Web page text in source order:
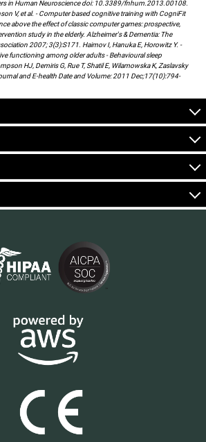
in Human Neuroscience doi: 10.3389/fnhum.2013.00108.
V, et al. - Computer based cognitive training with CogniFit
above the effect of classic computer games: prospective,
study in the elderly. Alzheimer's & Dementia: The
2007; 3(3):S171. Haimov I, Hanuka E, Horowitz Y. -
functioning among older adults - Behavioural sleep
HJ, Demiris G, Rue T, Shatil E, Wilamowska K, Zaslavsky
and E-health Date and Volume: 2011 Dec;17(10):794-